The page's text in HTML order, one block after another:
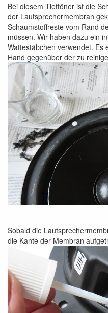
Bei diesem Tieftöner ist die
der Lautsprechermembran
Schaumstoffreste vom Rand
müssen. Wir haben dazu ein
Wattestäbchen verwendet. Es
Hand gegenüber der zu
Sobald die
die Kante der Membran